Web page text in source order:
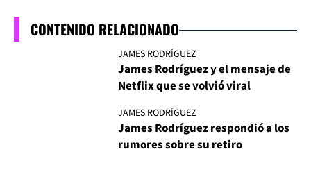
CONTENIDO RELACIONADO
JAMES RODRÍGUEZ
James Rodríguez y el mensaje de
Netflix que se volvió viral
JAMES RODRÍGUEZ
James Rodríguez respondió a los
rumores sobre su retiro